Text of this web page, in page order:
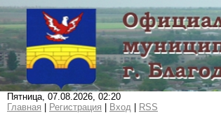
Пятница, 07.08.2026, 02:20
Главная
Регистрация Вход RSS